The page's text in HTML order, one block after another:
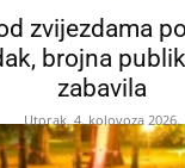
zvijezdama
brojna
zabavila
Utorak, 4. kolovoza 2026.